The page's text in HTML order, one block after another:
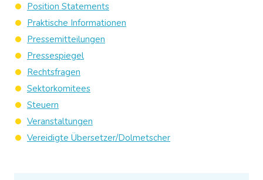
Position Statements
Praktische Informationen
Pressemitteilungen
Pressespiegel
Rechtsfragen
Sektorkomitees
Steuern
Veranstaltungen
Vereidigte Übersetzer/Dolmetscher